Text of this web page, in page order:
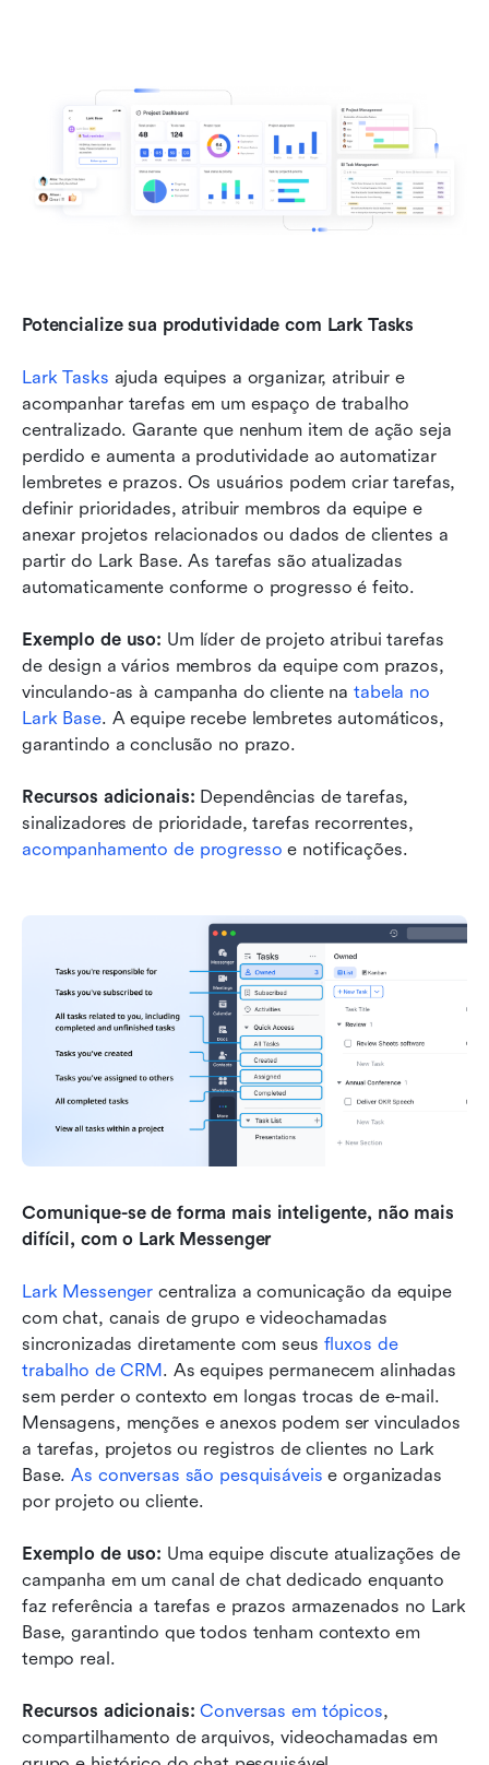
Potencialize sua produtividade com Lark Tasks
Lark Tasks ajuda equipes a organizar, atribuir e
acompanhar tarefas em um espaço de trabalho
centralizado. Garante que nenhum item de ação seja
perdido e aumenta a produtividade ao automatizar
lembretes e prazos. Os usuários podem criar tarefas,
definir prioridades, atribuir membros da equipe e
anexar projetos relacionados ou dados de clientes a
partir do Lark Base. As tarefas são atualizadas
automaticamente conforme o progresso é feito.
Exemplo de uso: Um líder de projeto atribui tarefas
de design a vários membros da equipe com prazos,
vinculando-as à campanha do cliente na tabela no
Lark Base. A equipe recebe lembretes automáticos,
garantindo a conclusão no prazo.
Recursos adicionais: Dependências de tarefas,
acompanhamento de progresso e notificações.
Comunique-se de forma mais inteligente, não mais
difícil, com o Lark Messenger
Lark Messenger centraliza a comunicação da equipe
com chat, canais de grupo e videochamadas
sincronizadas diretamente com seus fluxos de
trabalho de CRM. As equipes permanecem alinhadas
sem perder o contexto em longas trocas de e-mail.
Mensagens, menções e anexos podem ser vinculados
a tarefas, projetos ou registros de clientes no Lark
Base. As conversas são pesquisáveis e organizadas
por projeto ou cliente.
Exemplo de uso: Uma equipe discute atualizações de
campanha em um canal de chat dedicado enquanto
faz referência a tarefas e prazos armazenados no Lark
Base, garantindo que todos tenham contexto em
tempo real.
Recursos adicionais: Conversas em tópicos,
compartilhamento de arquivos, videochamadas em